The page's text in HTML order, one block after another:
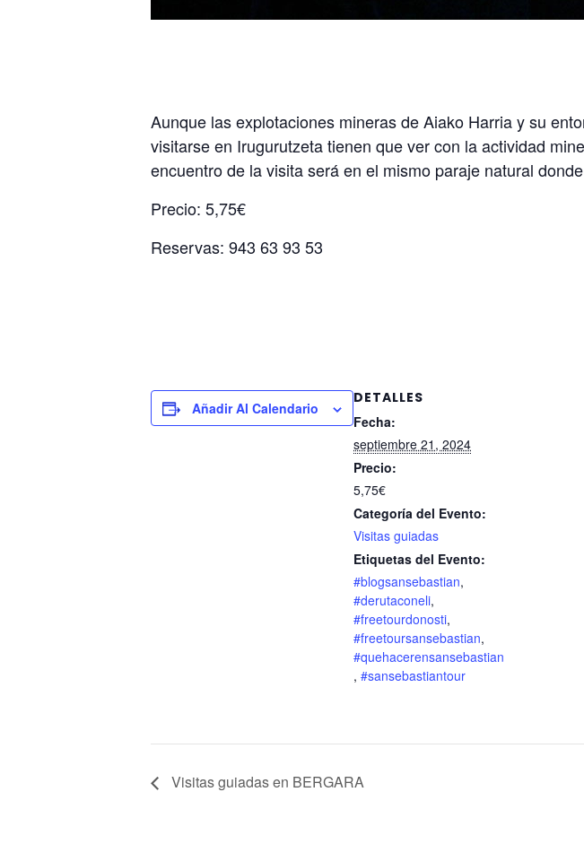
Aunque las explotaciones mineras de Aiako Harria y su
visitarse en Irugurutzeta tienen que ver con la actividad
encuentro de la visita será en el mismo paraje natural
Precio: 5,75€
Reservas: 943 63 93 53
Añadir Al Calendario
DETALLES
Fecha:
septiembre 21, 2024
Precio:
5,75€
Categoría del Evento:
Visitas guiadas
Etiquetas del Evento:
#blogsansebastian,
#derutaconeli,
#freetourdonosti,
#freetoursansebastian,
#quehacerensansebastian
, #sansebastiantour
Visitas guiadas en BERGARA